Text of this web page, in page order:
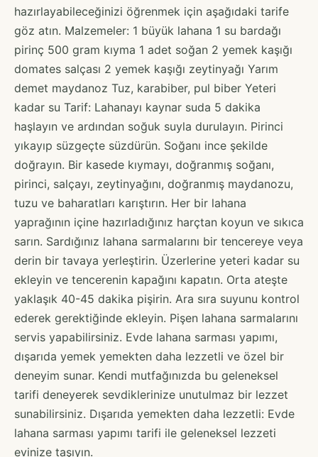
hazırlayabileceğinizi öğrenmek için aşağıdaki tarife
göz atın. Malzemeler: 1 büyük lahana 1 su bardağı
pirinç 500 gram kıyma 1 adet soğan 2 yemek kaşığı
domates salçası 2 yemek kaşığı zeytinyağı Yarım
demet maydanoz Tuz, karabiber, pul biber Yeteri
kadar su Tarif: Lahanayı kaynar suda 5 dakika
haşlayın ve ardından soğuk suyla durulayın. Pirinci
yıkayıp süzgeçte süzdürün. Soğanı ince şekilde
doğrayın. Bir kasede kıymayı, doğranmış soğanı,
pirinci, salçayı, zeytinyağını, doğranmış maydanozu,
tuzu ve baharatları karıştırın. Her bir lahana
yaprağının içine hazırladığınız harçtan koyun ve sıkıca
sarın. Sardığınız lahana sarmalarını bir tencereye veya
derin bir tavaya yerleştirin. Üzerlerine yeteri kadar su
ekleyin ve tencerenin kapağını kapatın. Orta ateşte
yaklaşık 40-45 dakika pişirin. Ara sıra suyunu kontrol
ederek gerektiğinde ekleyin. Pişen lahana sarmalarını
servis yapabilirsiniz. Evde lahana sarması yapımı,
dışarıda yemek yemekten daha lezzetli ve özel bir
deneyim sunar. Kendi mutfağınızda bu geleneksel
tarifi deneyerek sevdiklerinize unutulmaz bir lezzet
sunabilirsiniz. Dışarıda yemekten daha lezzetli: Evde
lahana sarması yapımı tarifi ile geleneksel lezzeti
evinize taşıyın.